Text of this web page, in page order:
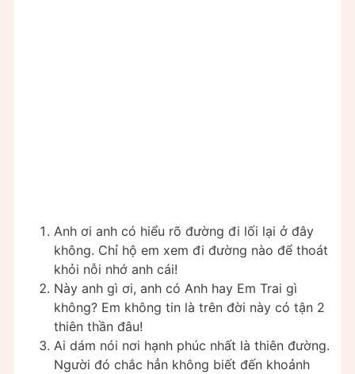
Anh ơi anh có hiểu rõ đường đi lối lại ở đây
không. Chỉ hộ em xem đi đường nào để thoát
khỏi nỗi nhớ anh cái!
Này anh gì ơi, anh có Anh hay Em Trai gì
không? Em không tin là trên đời này có tận 2
thiên thần đâu!
Ai dám nói nơi hạnh phúc nhất là thiên đường.
Người đó chắc hẳn không biết đến khoảnh